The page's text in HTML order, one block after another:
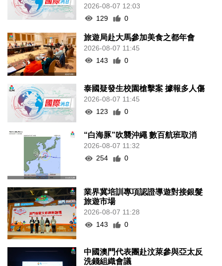
2026-08-07 12:03
129
0
旅遊局赴大馬參加美食之都年會
2026-08-07 11:45
143
0
泰國疑發生校園槍擊案 據報多人傷
2026-08-07 11:45
123
0
“白海豚”吹襲沖繩 數百航班取消
2026-08-07 11:32
254
0
業界冀培訓專項認證導遊對接銀髮
旅遊市場
2026-08-07 11:28
143
0
中國澳門代表團赴汶萊參與亞太反
洗錢組織會議